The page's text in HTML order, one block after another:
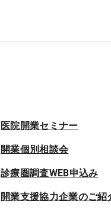
医院開業セミナー
開業個別相談会
診療圏調査WEB申込み
開業支援協力企業のご紹